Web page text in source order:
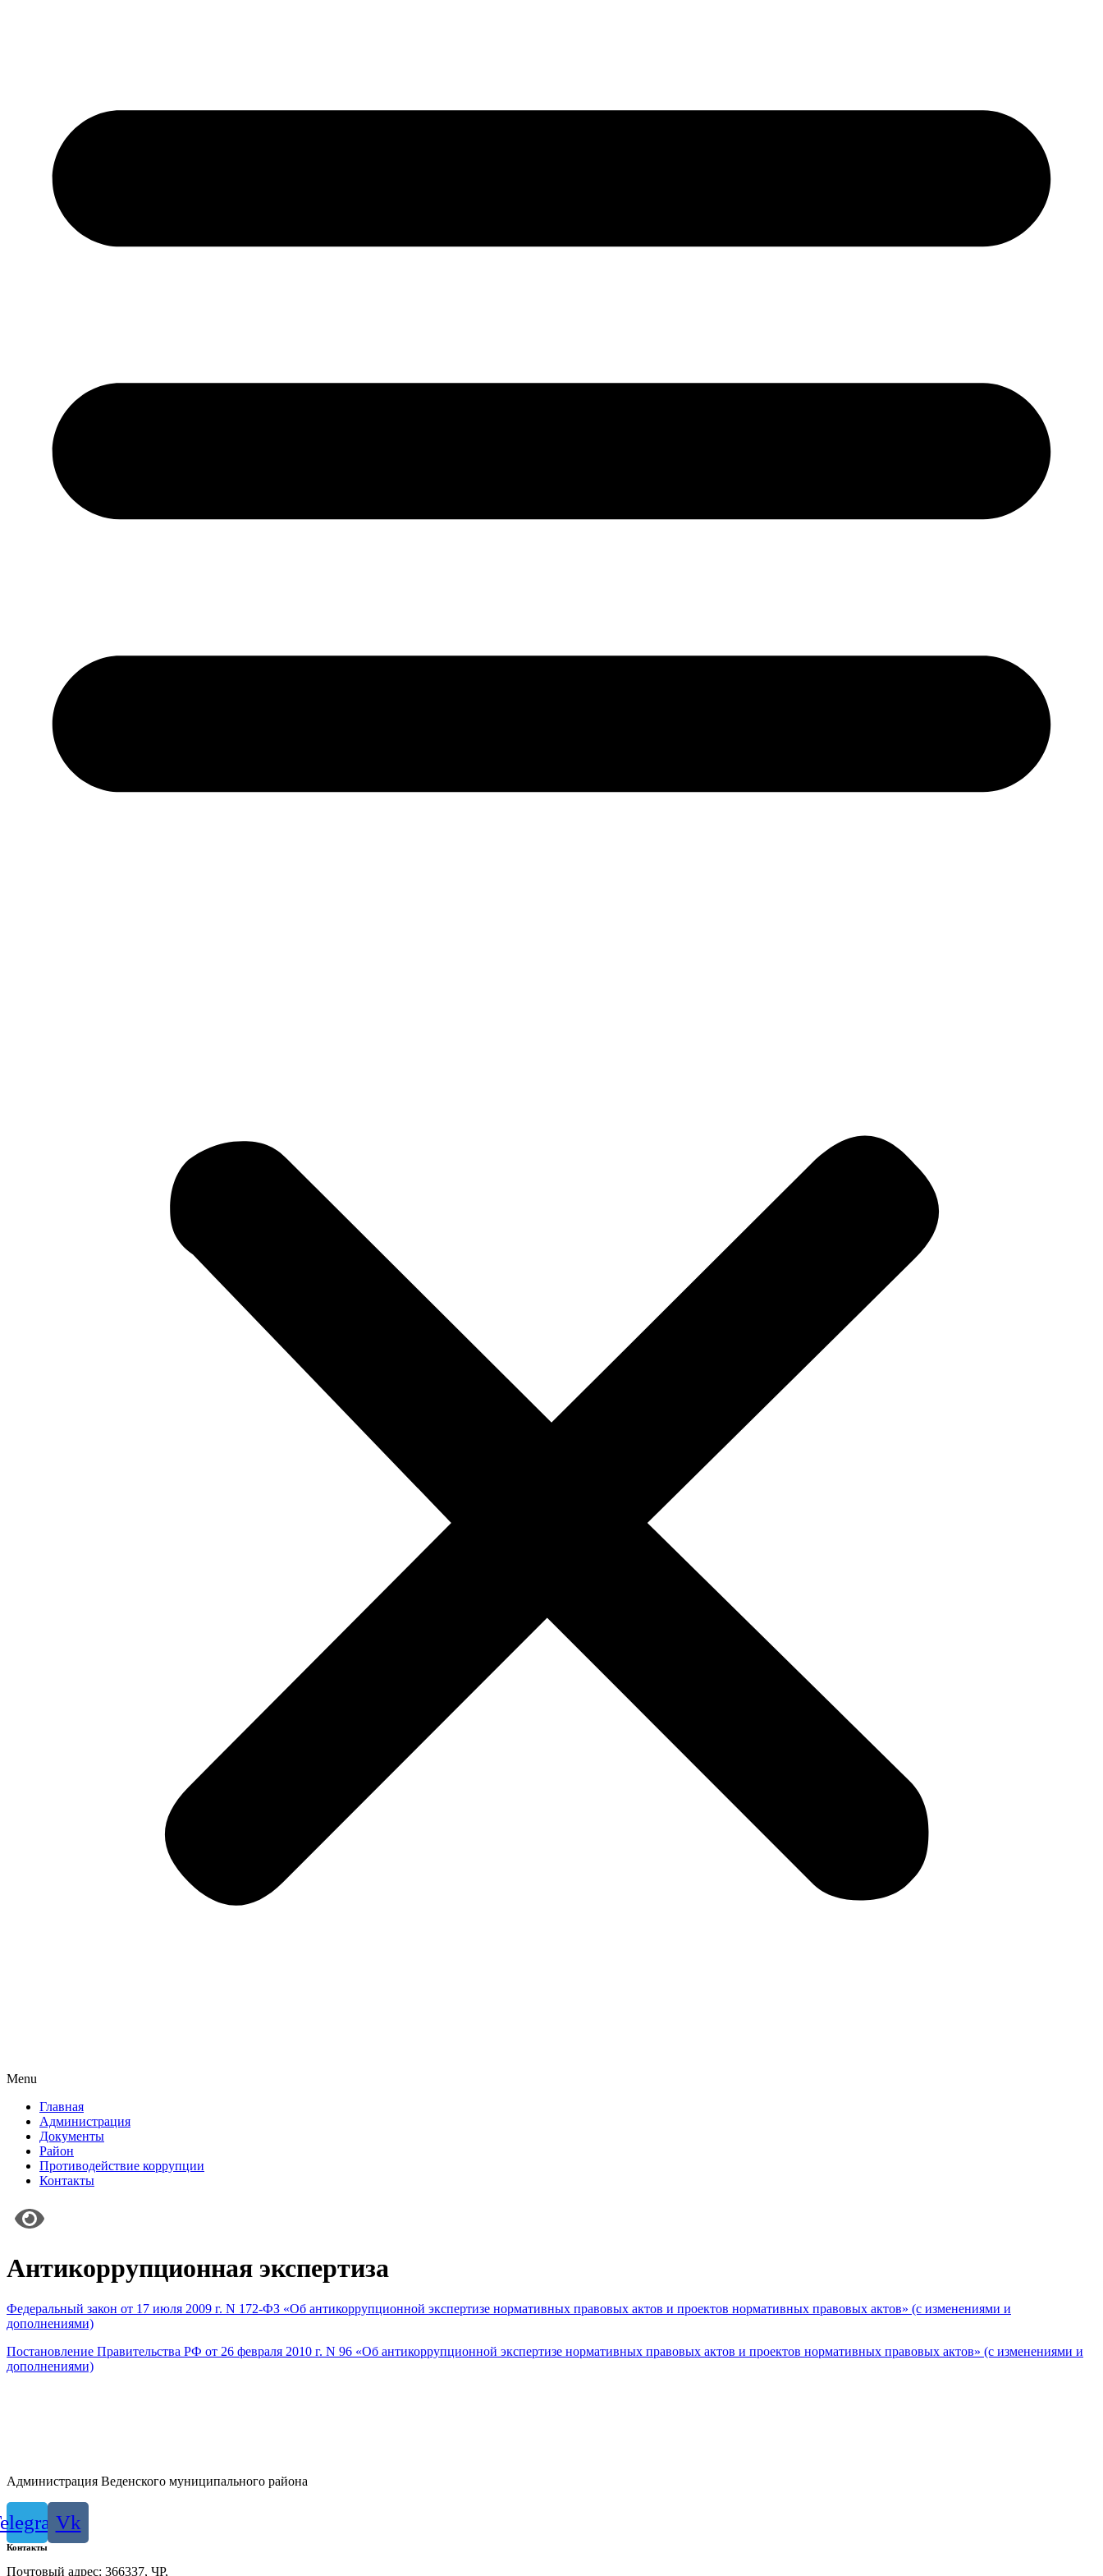
Menu
Главная
Администрация
Документы
Район
Противодействие коррупции
Контакты
Антикоррупционная экспертиза
Федеральный закон от 17 июля 2009 г. N 172-ФЗ «Об антикоррупционной экспертизе нормативных правовых актов и проектов нормативных правовых актов» (с изменениями и
дополнениями)
Постановление Правительства РФ от 26 февраля 2010 г. N 96 «Об антикоррупционной экспертизе нормативных правовых актов и проектов нормативных правовых актов» (с изменениями и
дополнениями)
Администрация Веденского муниципального района
Vk
Контакты
Почтовый адрес: 366337, ЧР,